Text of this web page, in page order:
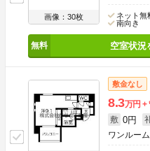
画像：30枚 ネット無
南向き
空室状況
敷金なし
8.3万円
敷 0円
ワンルーム